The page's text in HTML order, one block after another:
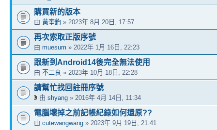
購買新的版本
由 黃奎鈞 » 2023年 8月 20日, 17:57
再次索取正版序號
由 muesum » 2022年 1月 16日, 22:23
跟新到Android14後完全無法使用
由 不二良 » 2023年 10月 18日, 22:28
請幫忙找回註冊序號
由 shyang » 2016年 4月 14日, 11:34
電腦壞掉之前記帳紀錄如何還原??
由 cutewangwang » 2023年 9月 19日, 21:41